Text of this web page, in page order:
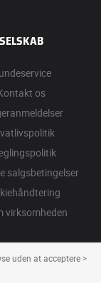
SELSKAB
os
salgsbetingelser
virksomheden
uden at acceptere >